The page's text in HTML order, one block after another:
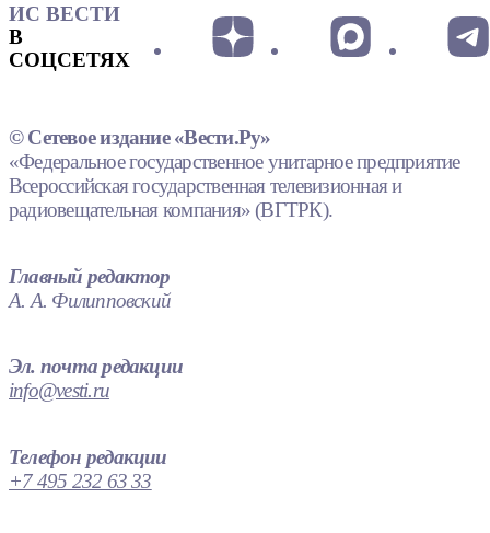
ИС ВЕСТИ
В
СОЦСЕТЯХ
© Сетевое издание «Вести.Ру»
«Федеральное государственное унитарное предприятие
Всероссийская государственная телевизионная и
радиовещательная компания» (ВГТРК).
Главный редактор
А. А. Филипповский
Эл. почта редакции
info@vesti.ru
Телефон редакции
+7 495 232 63 33